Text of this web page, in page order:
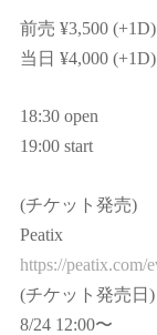
前売 ¥3,500 (+1D)
当日 ¥4,000 (+1D)
18:30 open
19:00 start
(チケット発売)
Peatix
https://peatix.com/
(チケット発売日)
8/24 12:00〜